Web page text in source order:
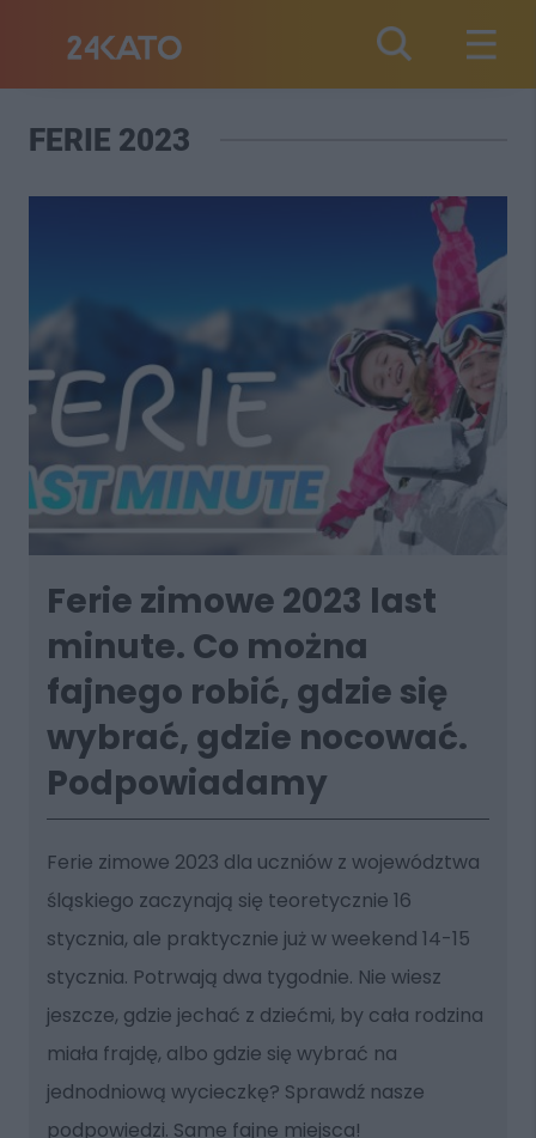
FERIE 2023
Ferie zimowe 2023 last
minute. Co można
fajnego robić, gdzie się
wybrać, gdzie nocować.
Podpowiadamy
Ferie zimowe 2023 dla uczniów z województwa
śląskiego zaczynają się teoretycznie 16
stycznia, ale praktycznie już w weekend 14-15
stycznia. Potrwają dwa tygodnie. Nie wiesz
jeszcze, gdzie jechać z dziećmi, by cała rodzina
miała frajdę, albo gdzie się wybrać na
jednodniową wycieczkę? Sprawdź nasze
podpowiedzi. Same fajne miejsca!